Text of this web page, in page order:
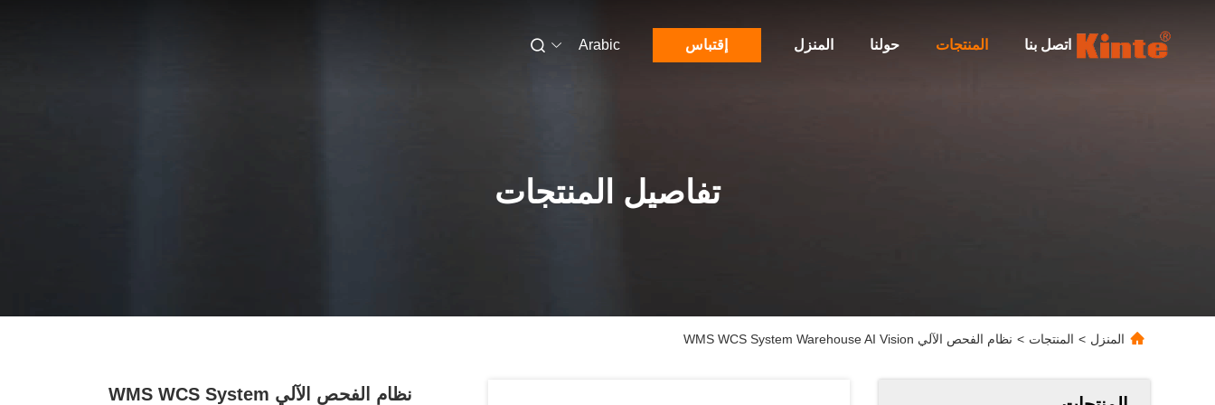
المنزل حولنا المنتجات اتصل بنا إقتباس Arabic
تفاصيل المنتجات
المنزل > المنتجات > نظام الفحص الآلي WMS WCS System Warehouse AI Vision
نظام الفحص الآلي WMS WCS System